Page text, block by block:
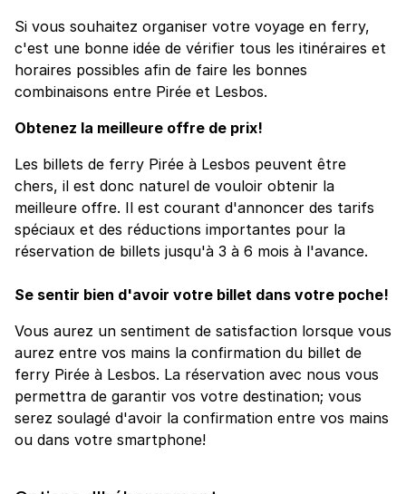
Si vous souhaitez organiser votre voyage en ferry,
c'est une bonne idée de vérifier tous les itinéraires et
horaires possibles afin de faire les bonnes
combinaisons entre Pirée et Lesbos.
Obtenez la meilleure offre de prix!
Les billets de ferry Pirée à Lesbos peuvent être
chers, il est donc naturel de vouloir obtenir la
meilleure offre. Il est courant d'annoncer des tarifs
spéciaux et des réductions importantes pour la
réservation de billets jusqu'à 3 à 6 mois à l'avance.
Se sentir bien d'avoir votre billet dans votre poche!
Vous aurez un sentiment de satisfaction lorsque vous
aurez entre vos mains la confirmation du billet de
ferry Pirée à Lesbos. La réservation avec nous vous
permettra de garantir vos votre destination; vous
serez soulagé d'avoir la confirmation entre vos mains
ou dans votre smartphone!